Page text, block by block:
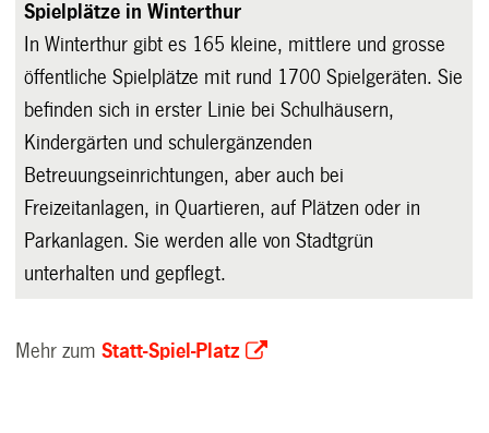
Spielplätze in Winterthur
In Winterthur gibt es 165 kleine, mittlere und grosse
öffentliche Spielplätze mit rund 1700 Spielgeräten. Sie
befinden sich in erster Linie bei Schulhäusern,
Kindergärten und schulergänzenden
Betreuungseinrichtungen, aber auch bei
Freizeitanlagen, in Quartieren, auf Plätzen oder in
Parkanlagen. Sie werden alle von Stadtgrün
unterhalten und gepflegt.
Mehr zumStatt-Spiel-Platz